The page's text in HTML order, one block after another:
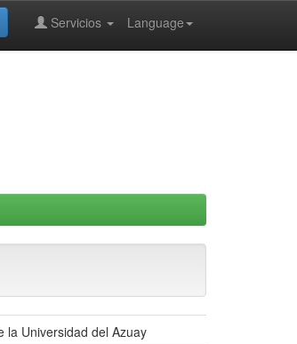
Language
Servicios
la Universidad del Azuay